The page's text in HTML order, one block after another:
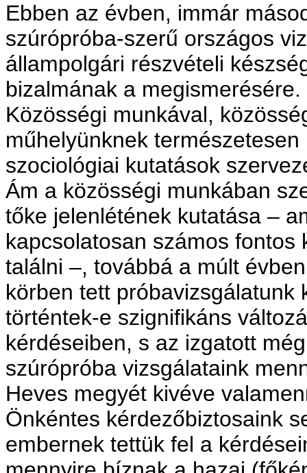
Ebben az évben, immár
szúrópróba-szerű országos
állampolgári részvételi
bizalmának a megismerésére.
Közösségi munkával,
műhelyünknek
szociológiai kutatások
Ám a közösségi munkában
tőke jelenlétének kutatása –
kap­csolatosan számos
találni –, továbbá a múlt
körben tett
történtek-e szignifikáns
kérdéseiben, s az izga­tott
szúrópróba vizs­gálataink
Heves megyét kivéve
Önkéntes kérdezőbiztosaink
embernek tettük fel a